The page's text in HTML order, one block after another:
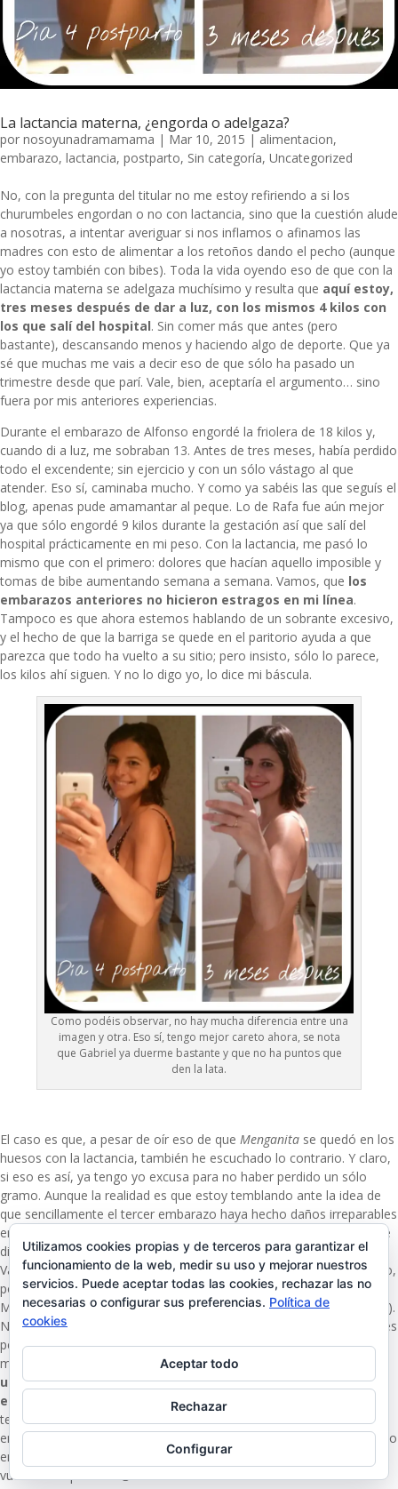
La lactancia materna, ¿engorda o adelgaza?
por nosoyunadramamama | Mar 10, 2015 | alimentacion,
embarazo, lactancia, postparto, Sin categoría, Uncategorized
No, con la pregunta del titular no me estoy refiriendo a si los
churumbeles engordan o no con lactancia, sino que la cuestión alude
a nosotras, a intentar averiguar si nos inflamos o afinamos las
madres con esto de alimentar a los retoños dando el pecho (aunque
yo estoy también con bibes). Toda la vida oyendo eso de que con la
lactancia materna se adelgaza muchísimo y resulta que aquí estoy,
tres meses después de dar a luz, con los mismos 4 kilos con
los que salí del hospital. Sin comer más que antes (pero
bastante), descansando menos y haciendo algo de deporte. Que ya
sé que muchas me vais a decir eso de que sólo ha pasado un
trimestre desde que parí. Vale, bien, aceptaría el argumento… sino
fuera por mis anteriores experiencias.
Durante el embarazo de Alfonso engordé la friolera de 18 kilos y,
cuando di a luz, me sobraban 13. Antes de tres meses, había perdido
todo el excendente; sin ejercicio y con un sólo vástago al que
atender. Eso sí, caminaba mucho. Y como ya sabéis las que seguís el
blog, apenas pude amamantar al peque. Lo de Rafa fue aún mejor
ya que sólo engordé 9 kilos durante la gestación así que salí del
hospital prácticamente en mi peso. Con la lactancia, me pasó lo
mismo que con el primero: dolores que hacían aquello imposible y
tomas de bibe aumentando semana a semana. Vamos, que los
embarazos anteriores no hicieron estragos en mi línea.
Tampoco es que ahora estemos hablando de un sobrante excesivo,
y el hecho de que la barriga se quede en el paritorio ayuda a que
parezca que todo ha vuelto a su sitio; pero insisto, sólo lo parece,
los kilos ahí siguen. Y no lo digo yo, lo dice mi báscula.
Como podéis observar, no hay mucha diferencia entre una
imagen y otra. Eso sí, tengo mejor careto ahora, se nota
que Gabriel ya duerme bastante y que no ha puntos que
den la lata.
El caso es que, a pesar de oír eso de que Menganita se quedó en los
huesos con la lactancia, también he escuchado lo contrario. Y claro,
si eso es así, ya tengo yo excusa para no haber perdido un sólo
gramo. Aunque la realidad es que estoy temblando ante la idea de
que sencillamente el tercer embarazo haya hecho daños irreparables
en mi figura 😉 Ante la duda, pregunté a mi matrona. ¿Y ella que me
dijo? Que dando el pecho se baja de peso pero más lentamente.
Vamos, que debe ser que yo antes lo perdía como Fernando Alonso,
porque apenas amamanté a las criaturas, y ahora no llego ni a
Marco Apicella (que por lo visto es uno de los peores pilotos de F-1).
No me preocupa perder peso más despacio que las veces anteriores
pero hombre, si supiera con certeza que es cosa de dar el pecho,
me quedaría un poco más tranquila. Que de ganar unos kilos,
un par hubiera bastado teniendo en cuenta que en el
embarazo sólo engordé 9
. En fin, ya os contaré si los kilos son
temporales o se quedan conmigo de por vida, habrá próxima
entrega sobre el asunto. Y vosotras, ¿perdisteis todo el peso ganado
en el embarazo al amamantar?, ¿engordasteis? Espero impaciente
vuestras respuestas 😉
Utilizamos cookies propias y de terceros para garantizar el
funcionamiento de la web, medir su uso y mejorar nuestros
servicios. Puede aceptar todas las cookies, rechazar las no
necesarias o configurar sus preferencias. Política de
cookies
Aceptar todo
Rechazar
Configurar